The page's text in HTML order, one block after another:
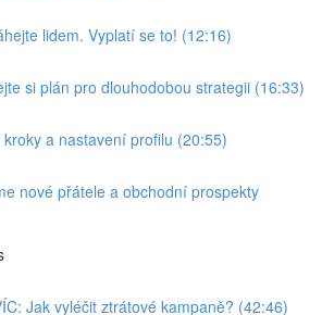
lidem. Vyplatí se to! (12:16)
si plán pro dlouhodobou strategii (16:33)
a nastavení profilu (20:55)
nové přátele a obchodní prospekty
Jak vyléčit ztrátové kampaně? (42:46)